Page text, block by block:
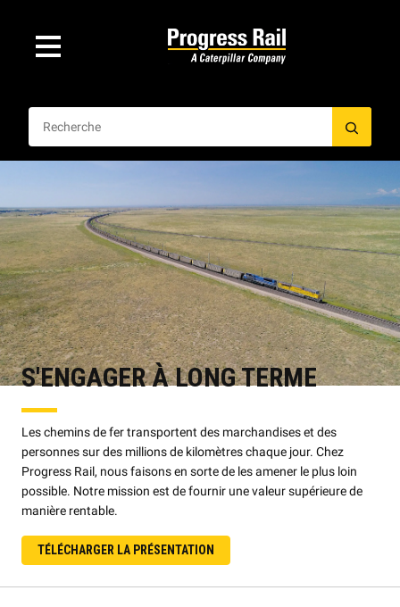
S'ENGAGER À LONG TERME
Les chemins de fer transportent des marchandises et des
personnes sur des millions de kilomètres chaque jour. Chez
Progress Rail, nous faisons en sorte de les amener le plus loin
possible. Notre mission est de fournir une valeur supérieure de
manière rentable.
TÉLÉCHARGER LA PRÉSENTATION